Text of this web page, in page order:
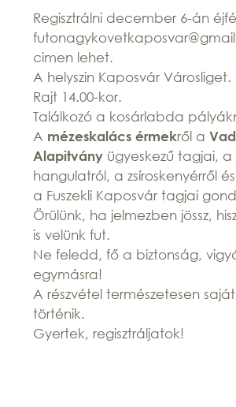
Regisztrálni december 6-án
cimen lehet.
A helyszin Kaposvár Városliget.
Rajt 14.00-kor.
Találkozó a kosárlabda
A mézeskalács érmekről a
Alapitvány ügyeskezű tagjai, a
hangulatról, a zsíroskenyérről
a Fuszekli Kaposvár tagjai
Örülünk, ha jelmezben jössz,
is velünk fut.
Ne feledd, fő a biztonság,
egymásra!
A részvétel természetesen
történik.
Gyertek, regisztráljatok!